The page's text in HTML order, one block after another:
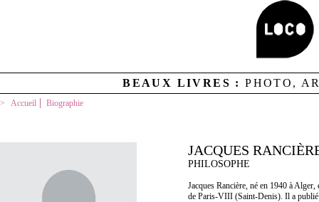
BEAUX LIVRES :PHOTO,
Accueil Biographie
JACQUES
PHILOSOPHE
Jacques Rancière, né en 1940 à
de Paris-VIII (Saint-Denis). Il a